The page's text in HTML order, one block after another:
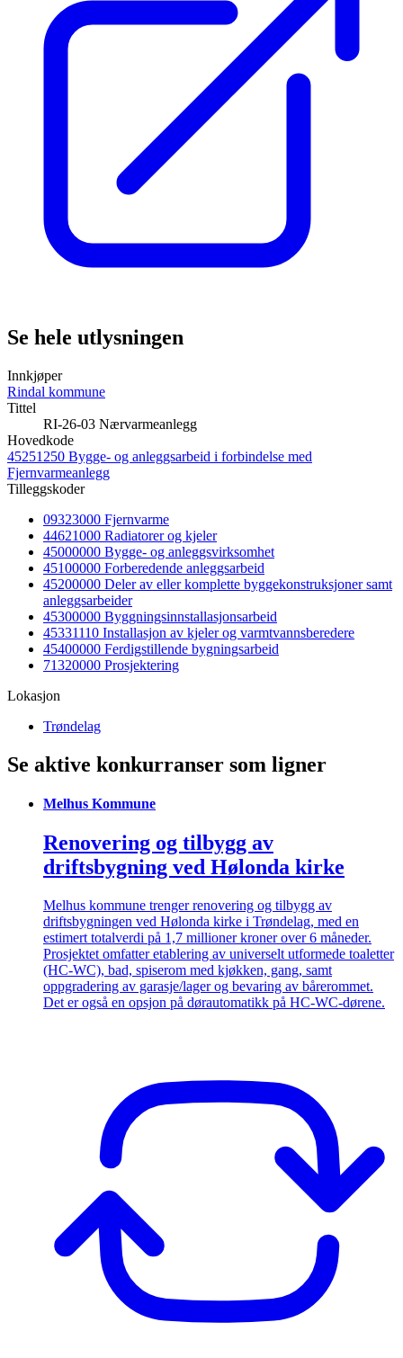
Se hele utlysningen
Innkjøper
Rindal kommune
Tittel
RI-26-03 Nærvarmeanlegg
Hovedkode
45251250 Bygge- og anleggsarbeid i forbindelse med
Fjernvarmeanlegg
Tilleggskoder
09323000 Fjernvarme
44621000 Radiatorer og kjeler
45000000 Bygge- og anleggsvirksomhet
45100000 Forberedende anleggsarbeid
45200000 Deler av eller komplette byggekonstruksjoner samt
anleggsarbeider
45300000 Byggningsinnstallasjonsarbeid
45331110 Installasjon av kjeler og varmtvannsberedere
45400000 Ferdigstillende bygningsarbeid
71320000 Prosjektering
Lokasjon
Trøndelag
Se aktive konkurranser som ligner
Melhus Kommune
Renovering og tilbygg av
driftsbygning ved Hølonda kirke
Melhus kommune trenger renovering og tilbygg av
driftsbygningen ved Hølonda kirke i Trøndelag, med en
estimert totalverdi på 1,7 millioner kroner over 6 måneder.
Prosjektet omfatter etablering av universelt utformede toaletter
(HC-WC), bad, spiserom med kjøkken, gang, samt
oppgradering av garasje/lager og bevaring av bårerommet.
Det er også en opsjon på dørautomatikk på HC-WC-dørene.